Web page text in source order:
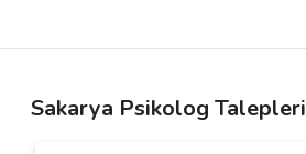
Sakarya Psikolog Talepleri